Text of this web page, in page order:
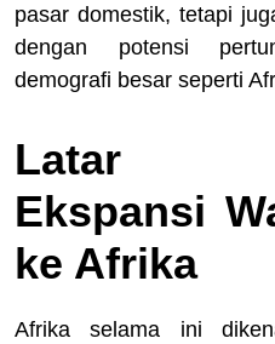
pasar domestik, tetapi
dengan potensi
demografi besar seperti
Latar
Ekspansi
ke Afrika
Afrika selama ini